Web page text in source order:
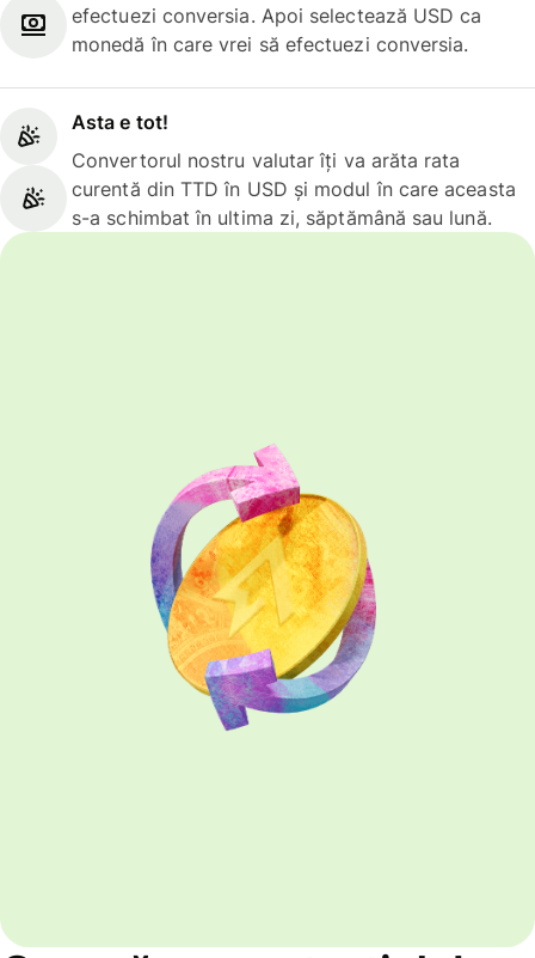
efectuezi conversia. Apoi selectează USD ca
monedă în care vrei să efectuezi conversia.
Asta e tot!
Convertorul nostru valutar îți va arăta rata
curentă din TTD în USD și modul în care aceasta
s-a schimbat în ultima zi, săptămână sau lună.